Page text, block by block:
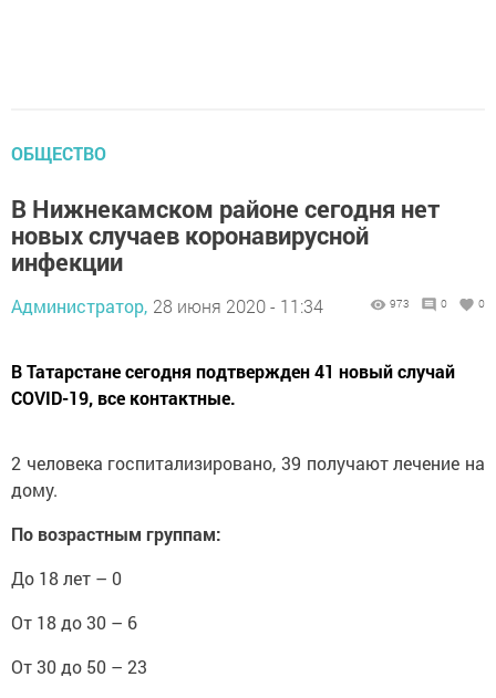
ОБЩЕСТВО
В Нижнекамском районе сегодня нет
новых случаев коронавирусной
инфекции
Администратор, 28 июня 2020 - 11:34 973 0 0
В Татарстане сегодня подтвержден 41 новый случай
COVID-19, все контактные.
2 человека госпитализировано, 39 получают лечение на
дому.
По возрастным группам:
До 18 лет – 0
От 18 до 30 – 6
От 30 до 50 – 23